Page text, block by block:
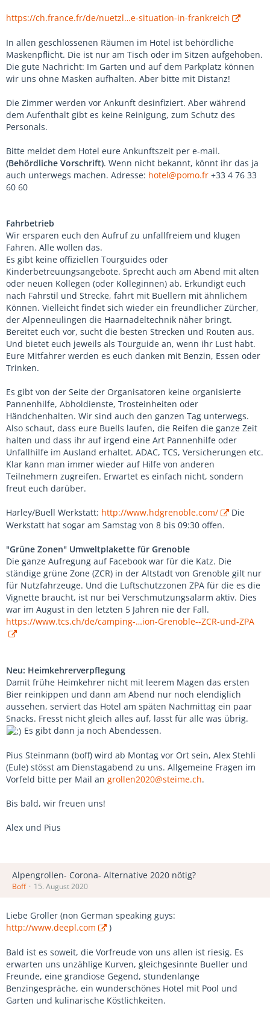
https://ch.france.fr/de/nuetzl…e-situation-in-frankreich
In allen geschlossenen Räumen im Hotel ist behördliche
Maskenpflicht. Die ist nur am Tisch oder im Sitzen aufgehoben.
Die gute Nachricht: Im Garten und auf dem Parkplatz können
wir uns ohne Masken aufhalten. Aber bitte mit Distanz!
Die Zimmer werden vor Ankunft desinfiziert. Aber während
dem Aufenthalt gibt es keine Reinigung, zum Schutz des
Personals.
Bitte meldet dem Hotel eure Ankunftszeit per e-mail.
(Behördliche Vorschrift). Wenn nicht bekannt, könnt ihr das ja
auch unterwegs machen. Adresse: hotel@pomo.fr +33 4 76 33
60 60
Fahrbetrieb
Wir ersparen euch den Aufruf zu unfallfreiem und klugen
Fahren. Alle wollen das.
Es gibt keine offiziellen Tourguides oder
Kinderbetreuungsangebote. Sprecht auch am Abend mit alten
oder neuen Kollegen (oder Kolleginnen) ab. Erkundigt euch
nach Fahrstil und Strecke, fahrt mit Buellern mit ähnlichem
Können. Vielleicht findet sich wieder ein freundlicher Zürcher,
der Alpenneulingen die Haarnadeltechnik näher bringt.
Bereitet euch vor, sucht die besten Strecken und Routen aus.
Und bietet euch jeweils als Tourguide an, wenn ihr Lust habt.
Eure Mitfahrer werden es euch danken mit Benzin, Essen oder
Trinken.
Es gibt von der Seite der Organisatoren keine organisierte
Pannenhilfe, Abholdienste, Trosteinheiten oder
Händchenhalten. Wir sind auch den ganzen Tag unterwegs.
Also schaut, dass eure Buells laufen, die Reifen die ganze Zeit
halten und dass ihr auf irgend eine Art Pannenhilfe oder
Unfallhilfe im Ausland erhaltet. ADAC, TCS, Versicherungen etc.
Klar kann man immer wieder auf Hilfe von anderen
Teilnehmern zugreifen. Erwartet es einfach nicht, sondern
freut euch darüber.
Harley/Buell Werkstatt: http://www.hdgrenoble.com/
Die
Werkstatt hat sogar am Samstag von 8 bis 09:30 offen.
"Grüne Zonen" Umweltplakette für Grenoble
Die ganze Aufregung auf Facebook war für die Katz. Die
ständige grüne Zone (ZCR) in der Altstadt von Grenoble gilt nur
für Nutzfahrzeuge. Und die Luftschutzzonen ZPA für die es die
Vignette braucht, ist nur bei Verschmutzungsalarm aktiv. Dies
war im August in den letzten 5 Jahren nie der Fall.
https://www.tcs.ch/de/camping-…ion-Grenoble--ZCR-und-ZPA
Neu: Heimkehrerverpflegung
Damit frühe Heimkehrer nicht mit leerem Magen das ersten
Bier reinkippen und dann am Abend nur noch elendiglich
aussehen, serviert das Hotel am späten Nachmittag ein paar
Snacks. Fresst nicht gleich alles auf, lasst für alle was übrig.
Es gibt dann ja noch Abendessen.
Pius Steinmann (boff) wird ab Montag vor Ort sein, Alex Stehli
(Eule) stösst am Dienstagabend zu uns. Allgemeine Fragen im
Vorfeld bitte per Mail an grollen2020@steime.ch.
Bis bald, wir freuen uns!
Alex und Pius
Alpengrollen- Corona- Alternative 2020 nötig?
Boff 15. August 2020
Liebe Groller (non German speaking guys:
http://www.deepl.com
)
Bald ist es soweit, die Vorfreude von uns allen ist riesig. Es
erwarten uns unzählige Kurven, gleichgesinnte Bueller und
Freunde, eine grandiose Gegend, stundenlange
Benzingespräche, ein wunderschönes Hotel mit Pool und
Garten und kulinarische Köstlichkeiten.